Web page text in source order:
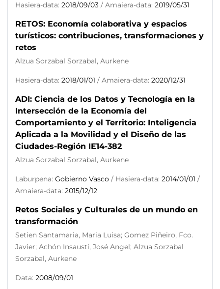
Hasiera-data: 2018/09/03 / Amaiera-data: 2019/05/31
RETOS: Economía colaborativa y espacios
turísticos: contribuciones, transformaciones y
retos
Alzua Sorzabal Sorzabal, Aurkene
Hasiera-data: 2018/01/01 / Amaiera-data: 2020/12/31
ADI: Ciencia de los Datos y Tecnología en la
Intersección de la Economía del
Comportamiento y el Territorio: Inteligencia
Aplicada a la Movilidad y el Diseño de las
Ciudades-Región IE14-382
Alzua Sorzabal Sorzabal, Aurkene
Laburpena: Gobierno Vasco / Hasiera-data: 2014/01/01 /
Amaiera-data: 2015/12/12
Retos Sociales y Culturales de un mundo en
transformación
Setien Santamaria, Maria Luisa; Gomez Piñeiro, Fco.
Javier; Achón Insausti, José Angel; Alzua Sorzabal
Sorzabal, Aurkene
Data: 2008/09/01